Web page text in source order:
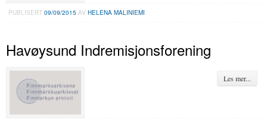
PUBLISERT09/09/2015 AVHELENA MALINIEMI
Havøysund Indremisjonsforening
Les mer...